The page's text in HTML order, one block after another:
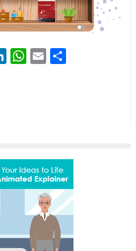
LinkedIn
WhatsApp
Email